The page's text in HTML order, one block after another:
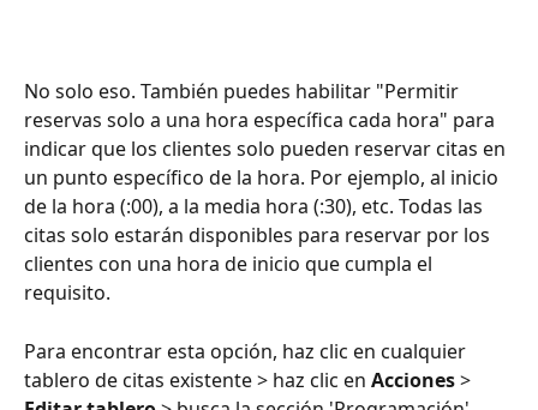
No solo eso. También puedes habilitar "Permitir
reservas solo a una hora específica cada hora" para
indicar que los clientes solo pueden reservar citas en
un punto específico de la hora. Por ejemplo, al inicio
de la hora (:00), a la media hora (:30), etc. Todas las
citas solo estarán disponibles para reservar por los
clientes con una hora de inicio que cumpla el
requisito.
Para encontrar esta opción, haz clic en cualquier
tablero de citas existente > haz clic en Acciones >